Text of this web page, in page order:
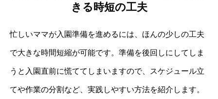
きる時短の工夫
忙しいママが入園準備を進めるには、ほんの少しの工夫
で大きな時間短縮が可能です。準備を後回しにしてしま
うと入園直前に慌ててしまいますので、スケジュール立
てや作業の分割など、実践しやすい方法を紹介します。